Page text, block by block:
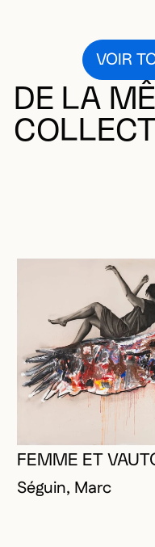
VOIR
DE LA
FEMME ET
Séguin, Marc